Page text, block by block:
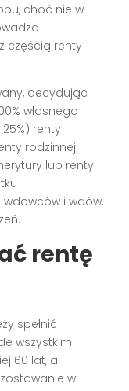
choć nie w
częścią renty
decydując
własnego
renty
rodzinnej
lub renty.
i wdów,
rentę
spełnić
wszystkim
60 lat, a
w